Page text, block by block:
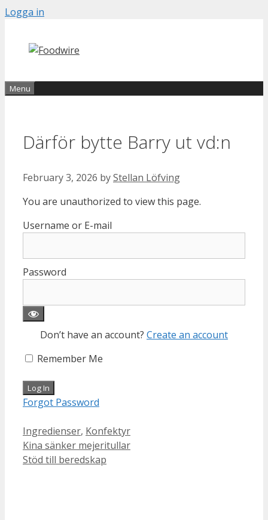
Skip
content
Logga in
Menu
Därför bytte Barry ut vd:n
February 3, 2026 byStellan Löfving
You are unauthorized to view this page.
Username or E-mail
Password
Don’t have an account? Create an account
Remember Me
Forgot Password
Categories
Ingredienser, Konfektyr
Kina sänker mejeritullar
Stöd till beredskap